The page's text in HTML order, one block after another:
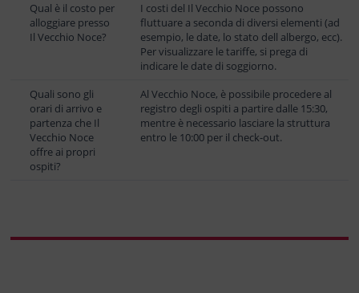
Qual è il costo per
alloggiare presso
Il Vecchio Noce?
I costi del Il Vecchio Noce possono
fluttuare a seconda di diversi elementi (ad
esempio, le date, lo stato dell albergo, ecc).
Per visualizzare le tariffe, si prega di
indicare le date di soggiorno.
Quali sono gli
orari di arrivo e
partenza che Il
Vecchio Noce
offre ai propri
ospiti?
Al Vecchio Noce, è possibile procedere al
registro degli ospiti a partire dalle 15:30,
mentre è necessario lasciare la struttura
entro le 10:00 per il check-out.